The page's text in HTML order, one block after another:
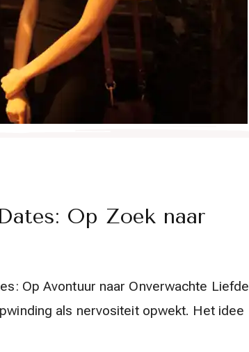
Op Zoek naar
Op Avontuur naar Onverwachte Liefde
als nervositeit opwekt. Het idee